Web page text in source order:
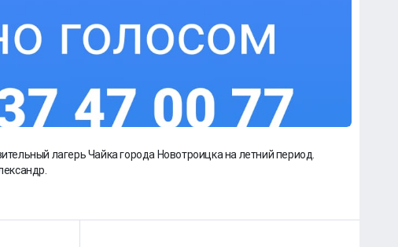
лагерь Чайка города Новотроицка на летний период.